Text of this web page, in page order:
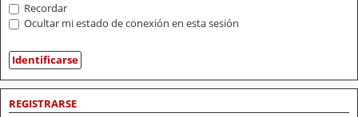
Recordar
Ocultar mi estado de conexión en esta sesión
REGISTRARSE